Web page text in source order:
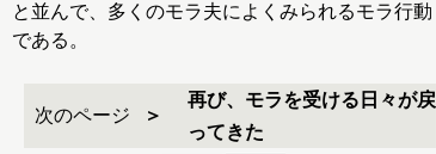
と並んで、多くのモラ夫によくみられるモラ行動
である。
次のページ
再び、モラを受ける日々が戻
ってきた